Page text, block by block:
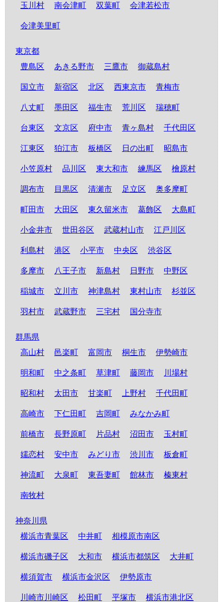
玉川村 南会津町 双葉町 会津若松市
会津美里町
東京都
豊島区
あきる野市 三鷹市 御蔵島村
国立市 新宿区 北区 西東京市 青梅市
八丈町 墨田区 福生市 荒川区 瑞穂町
台東区 文京区 府中市 青ヶ島村 千代田区
江東区 狛江市 板橋区 日の出町 昭島市
小笠原村 品川区 東大和市 練馬区 檜原村
調布市 目黒区 清瀬市 足立区 奥多摩町
町田市 大田区 東久留米市 葛飾区 大島町
小金井市 世田谷区 武蔵村山市 江戸川区
利島村 港区 小平市 中央区 渋谷区
多摩市 八王子市 新島村 日野市 中野区
稲城市 立川市 神津島村 東村山市 杉並区
羽村市 武蔵野市 三宅村 国分寺市
群馬県
高山村
邑楽町 富岡市 桐生市 伊勢崎市
明和町 中之条町 草津町 藤岡市 川場村
昭和村 太田市 甘楽町 上野村 千代田町
高崎市 下仁田町 吉岡町 みなかみ町
前橋市 長野原町 片品村 沼田市 玉村町
嬬恋村 安中市 みどり市 渋川市 板倉町
神流町 大泉町 東吾妻町 館林市 榛東村
南牧村
神奈川県
横浜市青葉区
中井町 相模原市南区
横浜市磯子区 大和市 横浜市都筑区 大井町
横須賀市 横浜市金沢区 伊勢原市
川崎市川崎区 松田町 平塚市 横浜市港北区